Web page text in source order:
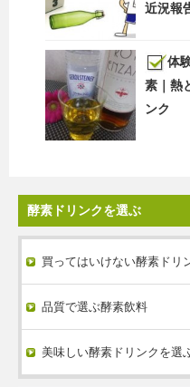
近況報
体
素｜熱
ンク
酵素ドリンクを選ぶ
買ってはいけない酵素ドリ
品質で選ぶ酵素飲料
美味しい酵素ドリンクを選